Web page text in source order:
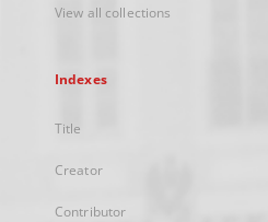
View all collections
Indexes
Title
Creator
Contributor